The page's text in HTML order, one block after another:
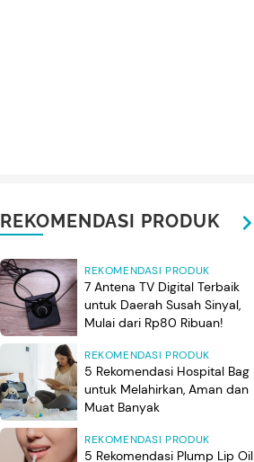
REKOMENDASI PRODUK
REKOMENDASI PRODUK
7 Antena TV Digital Terbaik
untuk Daerah Susah Sinyal,
Mulai dari Rp80 Ribuan!
REKOMENDASI PRODUK
5 Rekomendasi Hospital Bag
untuk Melahirkan, Aman dan
Muat Banyak
REKOMENDASI PRODUK
5 Rekomendasi Plump Lip Oil